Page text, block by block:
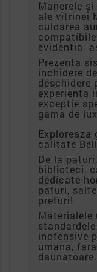
Manerele
ale vitrinei
culoarea
evidentia
Prezenta
inchidere
deschidere
experienta
exceptie
gama de
Exploreaza
calitate
De la
biblioteci,
dedicate
paturi,
preturi!
Materialele
inofensive
umana,
daunatoare.